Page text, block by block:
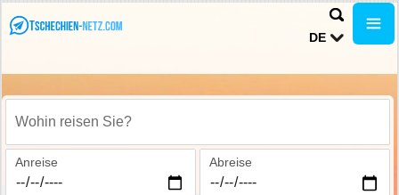
DE
Wohin reisen Sie?
Anreise Abreise